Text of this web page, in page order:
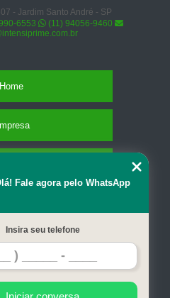
- Jardim Santo André - SP
6553
(11) 94056-9460
Home
do site
Fale agora pelo WhatsApp
Insira seu telefone